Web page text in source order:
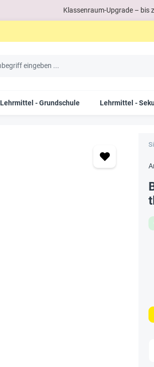
Klassenraum-Upgrade – bis
Lehrmittel - Grundschule Lehrmittel -